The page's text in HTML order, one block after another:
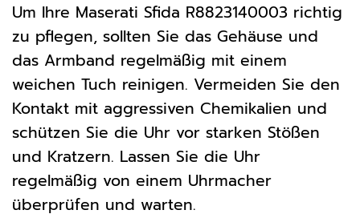
Um Ihre Maserati Sfida R8823140003 richtig
zu pflegen, sollten Sie das Gehäuse und
das Armband regelmäßig mit einem
weichen Tuch reinigen. Vermeiden Sie den
Kontakt mit aggressiven Chemikalien und
schützen Sie die Uhr vor starken Stößen
und Kratzern. Lassen Sie die Uhr
regelmäßig von einem Uhrmacher
überprüfen und warten.